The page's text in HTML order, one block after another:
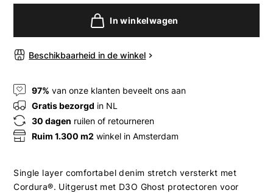
In winkelwagen
Beschikbaarheid in de winkel
97% van onze klanten beveelt ons aan
Gratis bezorgd in NL
30 dagen ruilen of retourneren
Ruim 1.300 m2 winkel in Amsterdam
Single layer comfortabel denim stretch versterkt met
Cordura®. Uitgerust met D3O Ghost protectoren voor